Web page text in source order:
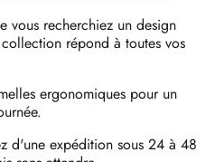
vous recherchiez un design
répond à toutes vos
ergonomiques pour un
d'une expédition sous 24 à 48